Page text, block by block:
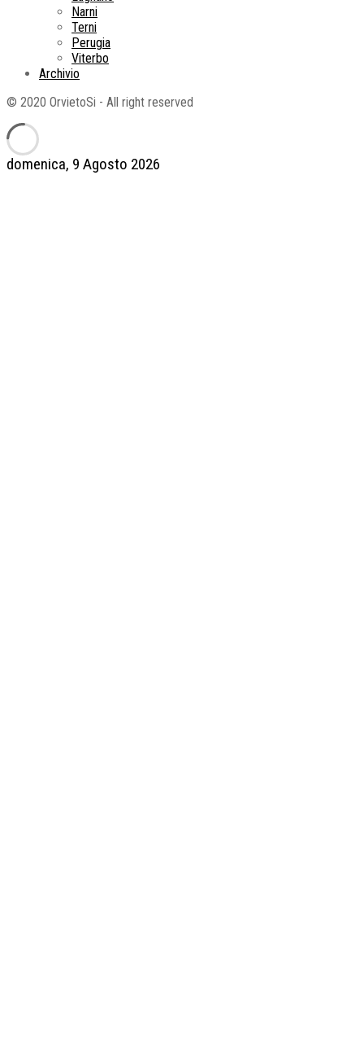
domenica, 9 Agosto 2026
Narni
Terni
Perugia
Viterbo
Archivio
© 2020 OrvietoSi - All right reserved